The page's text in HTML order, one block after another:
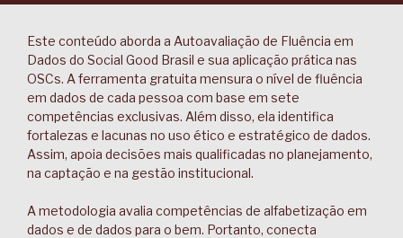
Este conteúdo aborda a Autoavaliação de Fluência em
Dados do Social Good Brasil e sua aplicação prática nas
OSCs. A ferramenta gratuita mensura o nível de fluência
em dados de cada pessoa com base em sete
competências exclusivas. Além disso, ela identifica
fortalezas e lacunas no uso ético e estratégico de dados.
Assim, apoia decisões mais qualificadas no planejamento,
na captação e na gestão institucional.
A metodologia avalia competências de alfabetização em
dados e de dados para o bem. Portanto, conecta